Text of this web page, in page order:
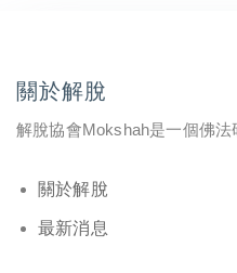
關於解脫
解脫協會Mokshah是一個佛法
關於解脫
最新消息